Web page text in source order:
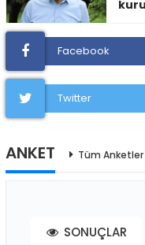
Facebook
Twitter
ANKET Tüm Anketler
SONUÇLAR